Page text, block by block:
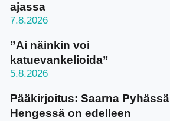
ajassa
7.8.2026
”Ai näinkin voi
katuevankelioida”
5.8.2026
Pääkirjoitus: Saarna Pyhässä
Hengessä on edelleen